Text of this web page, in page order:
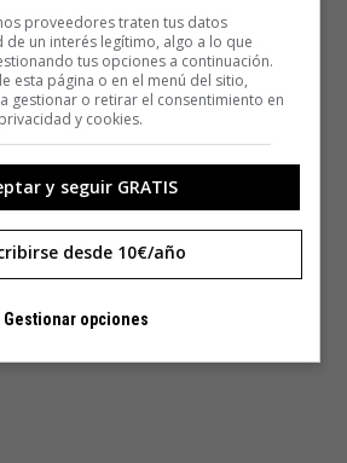
proveedores traten tus datos
de un interés legítimo, algo a lo que
tus opciones a continuación.
esta página o en el menú del sitio,
gestionar o retirar el consentimiento en
y cookies.
y seguir GRATIS
desde 10€/año
Gestionar opciones